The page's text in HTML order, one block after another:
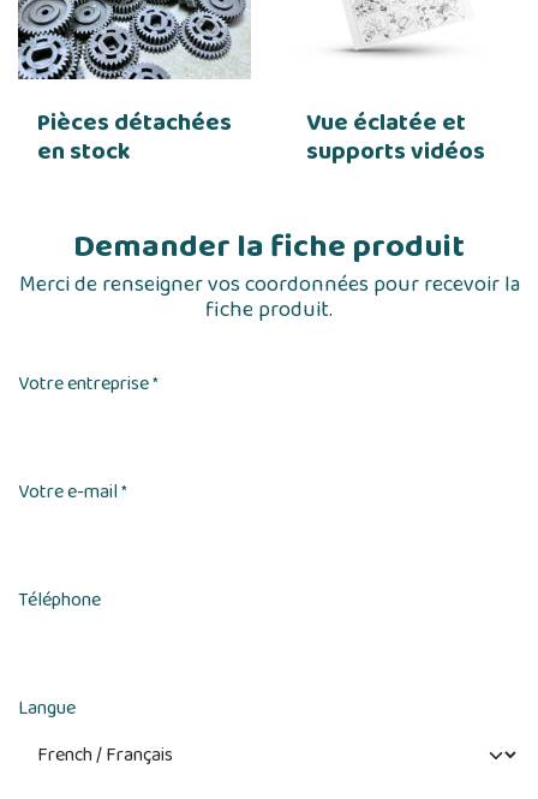
Pièces détachées
en stock
Vue éclatée et
supports vidéos
Demander la fiche produit
Merci de renseigner vos coordonnées pour recevoir la
fiche produit.
Votre entreprise*
Votre e-mail*
Téléphone
Langue